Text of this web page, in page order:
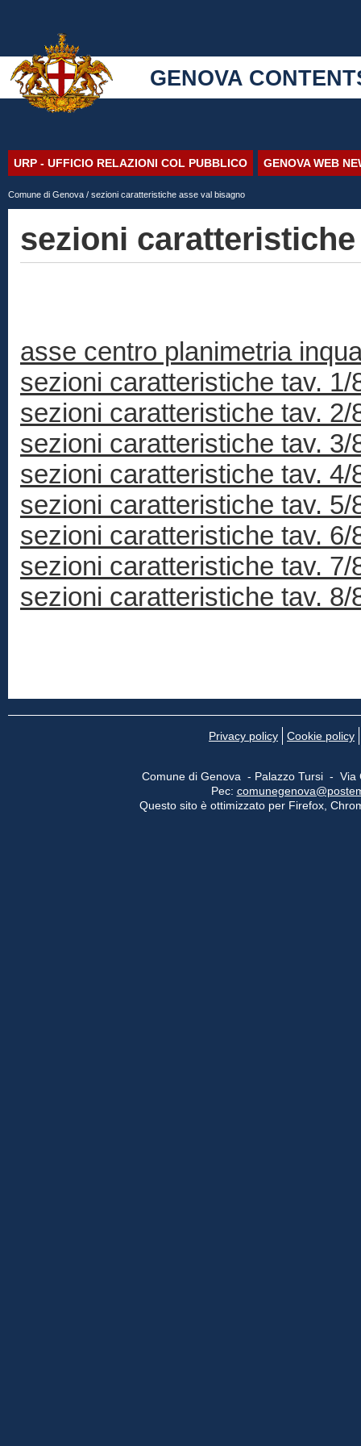
GENOVA
URP - UFFICIO RELAZIONI COL PUBBLICO GENOVA WEB
Comune di Genova / sezioni caratteristiche asse val bisagno
sezioni
asse centro planimetria
sezioni caratteristiche tav. 1/
sezioni caratteristiche tav. 2/
sezioni caratteristiche tav. 3/
sezioni caratteristiche tav. 4/
sezioni caratteristiche tav. 5/
sezioni caratteristiche tav. 6/
sezioni caratteristiche tav. 7/
sezioni caratteristiche tav. 8/
Privacy policy Cookie policy
Comune di Genova - Palazzo Tursi -
Pec:
Questo sito è ottimizzato per Firefox,